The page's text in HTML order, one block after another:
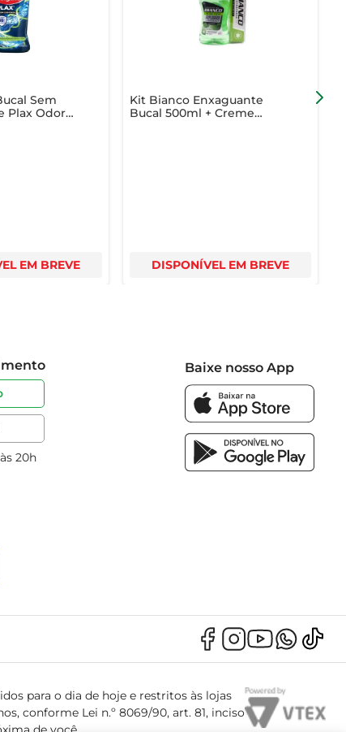
Sem
Plax Odor
EM BREVE
Kit Bianco Enxaguante
Bucal 500ml + Creme
DISPONÍVEL EM BREVE
20h
Baixe nosso App
para o dia de hoje e restritos às lojas
conforme Lei n.º 8069/90, art. 81, inciso